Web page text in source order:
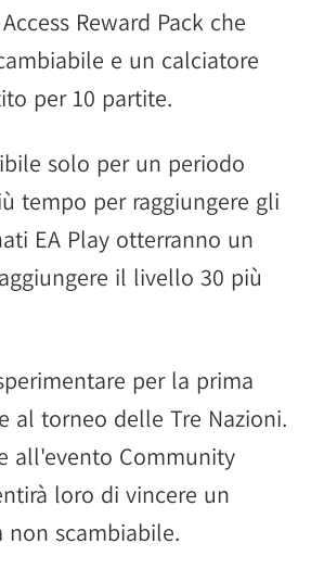
Reward Pack che
e un calciatore
per 10 partite.
solo per un periodo
tempo per raggiungere gli
EA Play otterranno un
il livello 30 più
per la prima
al torneo delle Tre Nazioni.
all'evento Community
loro di vincere un
scambiabile.